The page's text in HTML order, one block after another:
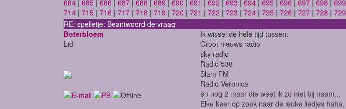
684 | 685 | 686 | 687 | 688 | 689 | 690 | 691 | 692 | 693 | 694 | 695 | 696 | 697 | 698 | 699
714 | 715 | 716 | 717 | 718 | 719 | 720 | 721 | 722 | 723 | 724 | 725 | 726 | 727 | 728 | 729
RE: spelletje: Beantwoord de vraag
Boterbloem
Lid
Ik wissel de hele tijd tussen:
Groot nieuws radio
sky radio
Radio 538
Slam FM
Radio Veronica
en nog 2 maar die weet ik zo niet bij naam...
Elke keer op zoek naar de leuke liedjes haha.